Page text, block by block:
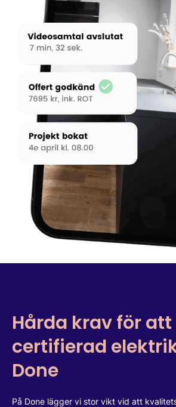
Hårda krav för att
certifierad
Done
På Done lägger vi stor vikt vid att